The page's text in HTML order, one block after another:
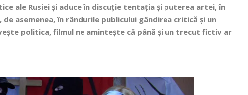
ale Rusiei și aduce în discuție tentația și puterea artei, în
asemenea, în rândurile publicului gândirea critică și un
politica, filmul ne amintește că până și un trecut fictiv ar